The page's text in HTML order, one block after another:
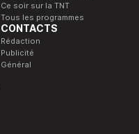
Ce soir sur la TNT
Tous les programmes
CONTACTS
Rédaction
Publicité
Général